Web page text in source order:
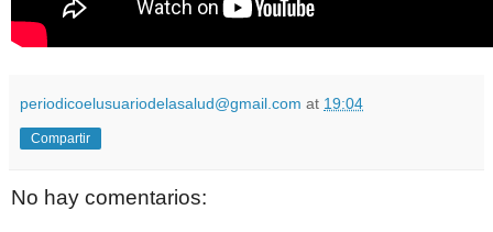
periodicoelusuariodelasalud@gmail.com at 19:04
Compartir
No hay comentarios: